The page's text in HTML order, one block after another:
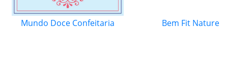
Mundo Doce Confeitaria Bem Fit Nature